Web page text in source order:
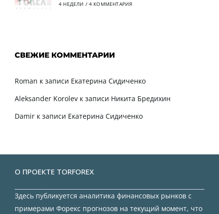
4 НЕДЕЛИ / 4 КОММЕНТАРИЯ
СВЕЖИЕ КОММЕНТАРИИ
Roman к записи Екатерина Сидиченко
Aleksander Korolev к записи Никита Бредихин
Damir к записи Екатерина Сидиченко
О ПРОЕКТЕ TORFOREX
Здесь публикуется аналитика финансовых рынков с
примерами Форекс прогнозов на текущий момент, что